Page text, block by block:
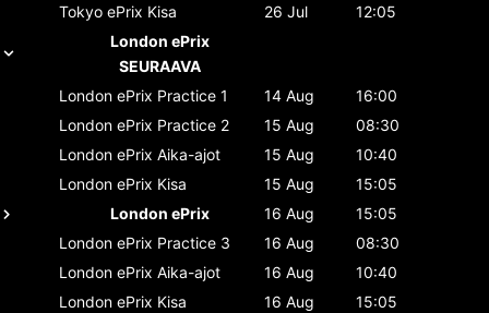
Tokyo ePrix Kisa 26 Jul
12:05
London ePrix
SEURAAVA
London ePrix Practice 1 14 Aug
16:00
London ePrix Practice 2 15 Aug
08:30
London ePrix Aika-ajot 15 Aug
10:40
London ePrix Kisa 15 Aug
15:05
London ePrix
16 Aug
15:05
London ePrix Practice 3 16 Aug
08:30
London ePrix Aika-ajot 16 Aug
10:40
London ePrix Kisa 16 Aug 15:05